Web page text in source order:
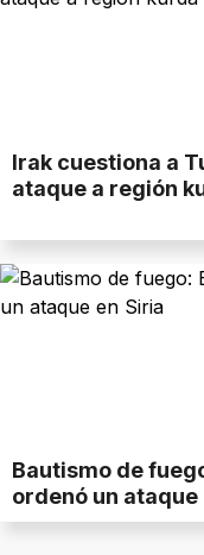
Irak cuestiona a
ataque a región
Bautismo de
ordenó un ataque